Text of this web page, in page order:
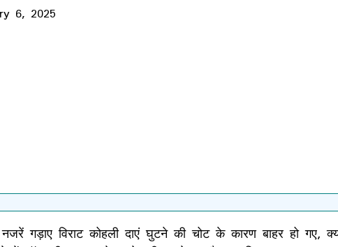
6, 2025
गड़ाए विराट कोहली दाएं घुटने की चोट के कारण बाहर हो गए,